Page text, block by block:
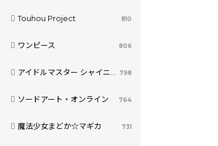
Touhou Project 810
ワンピース 806
アイドルマスター シャイニーカラーズ 798
ソードアート・オンライン 764
魔法少女まどか☆マギカ 731